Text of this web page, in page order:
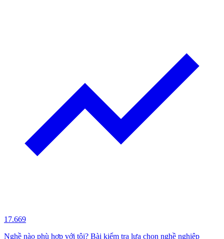
17.669
Nghề nào phù hợp với tôi? Bài kiểm tra lựa chọn nghề nghiệp